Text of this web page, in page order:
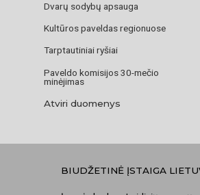
Dvarų sodybų apsauga
Kultūros paveldas regionuose
Tarptautiniai ryšiai
Paveldo komisijos 30-mečio
minėjimas
Atviri duomenys
BIUDŽETINĖ ĮSTAIGA